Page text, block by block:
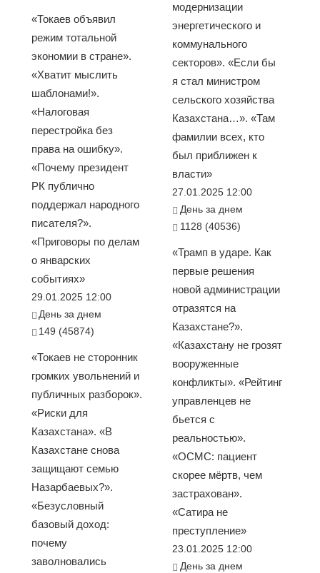
«Токаев объявил
режим тотальной
экономии в стране».
«Хватит мыслить
шаблонами!».
«Налоговая
перестройка без
права на ошибку».
«Почему президент
РК публично
поддержал народного
писателя?».
«Приговоры по делам
о январских
событиях»
29.01.2025 12:00
День за днем
149 (45874)
«Токаев не сторонник
громких увольнений и
публичных разборок».
«Риски для
Казахстана». «В
Казахстане снова
защищают семью
Назарбаевых?».
«Безусловный
базовый доход:
почему
заволновались
модернизации
энергетического и
коммунального
секторов». «Если бы
я стал министром
сельского хозяйства
Казахстана…». «Там
фамилии всех, кто
был приближен к
власти»
27.01.2025 12:00
День за днем
1128 (40536)
«Трамп в ударе. Как
первые решения
новой администрации
отразятся на
Казахстане?».
«Казахстану не грозят
вооруженные
конфликты». «Рейтинг
управленцев не
бьется с
реальностью».
«ОСМС: пациент
скорее мёртв, чем
застрахован».
«Сатира не
преступление»
23.01.2025 12:00
День за днем